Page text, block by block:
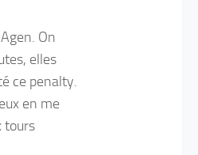
On
elles
ce penalty.
en me
tours